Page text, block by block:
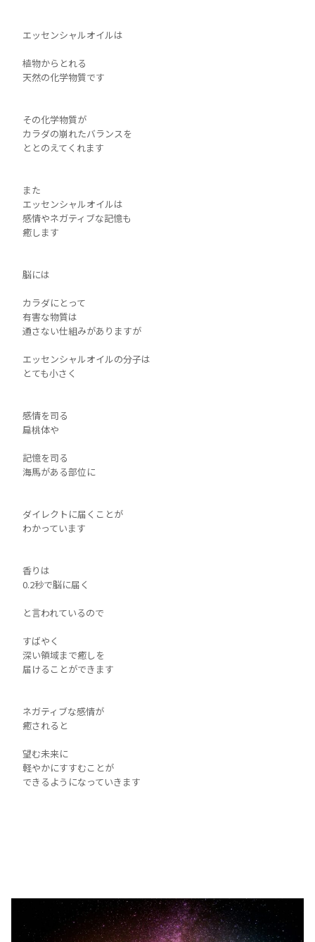
エッセンシャルオイルは
植物からとれる
天然の化学物質です
その化学物質が
カラダの崩れたバランスを
ととのえてくれます
また
エッセンシャルオイルは
感情やネガティブな記憶も
癒します
脳には
カラダにとって
有害な物質は
通さない仕組みがありますが
エッセンシャルオイルの分子は
とても小さく
感情を司る
扁桃体や
記憶を司る
海馬がある部位に
ダイレクトに届くことが
わかっています
香りは
0.2秒で脳に届く
と言われているので
すばやく
深い領域まで癒しを
届けることができます
ネガティブな感情が
癒されると
望む未来に
軽やかにすすむことが
できるようになっていきます